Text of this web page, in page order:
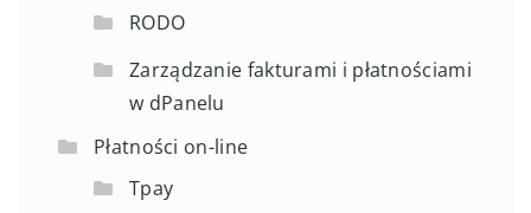
RODO
Zarządzanie fakturami i płatnościami
w dPanelu
Płatności on-line
Tpay